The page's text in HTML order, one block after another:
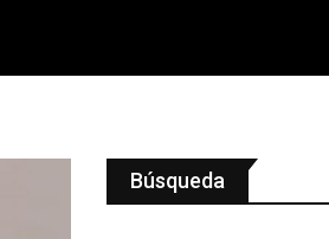
Búsqueda